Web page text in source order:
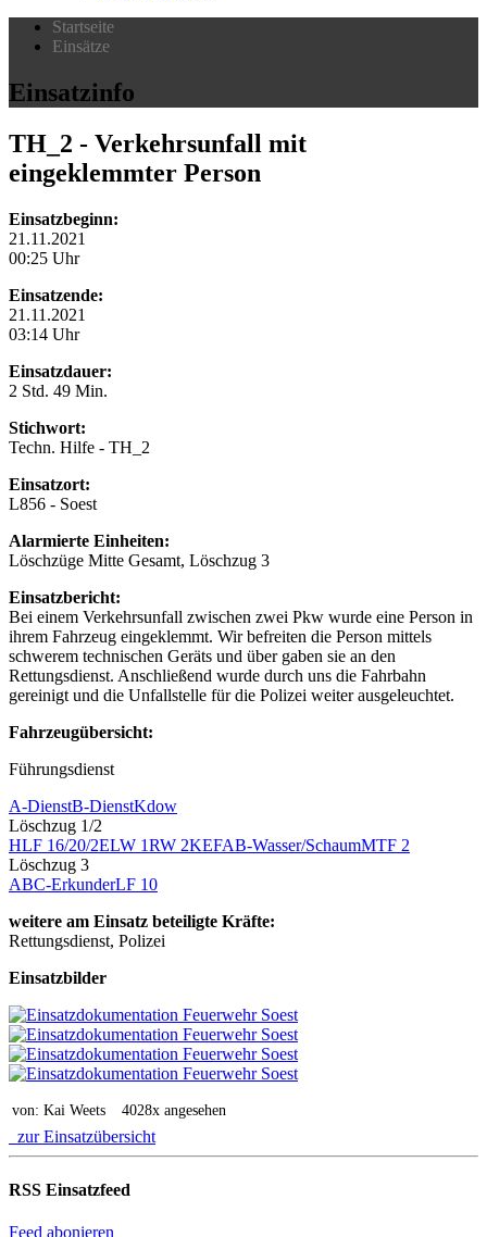
Startseite
Einsätze
Einsatzinfo
TH_2 - Verkehrsunfall mit
eingeklemmter Person
Einsatzbeginn:
21.11.2021
00:25 Uhr
Einsatzende:
21.11.2021
03:14 Uhr
Einsatzdauer:
2 Std. 49 Min.
Stichwort:
Techn. Hilfe - TH_2
Einsatzort:
L856 - Soest
Alarmierte Einheiten:
Löschzüge Mitte Gesamt, Löschzug 3
Einsatzbericht:
Bei einem Verkehrsunfall zwischen zwei Pkw wurde eine Person in
ihrem Fahrzeug eingeklemmt. Wir befreiten die Person mittels
schwerem technischen Geräts und über gaben sie an den
Rettungsdienst. Anschließend wurde durch uns die Fahrbahn
gereinigt und die Unfallstelle für die Polizei weiter ausgeleuchtet.
Fahrzeugübersicht:
Führungsdienst
A-DienstB-DienstKdow
Löschzug 1/2
HLF 16/20/2ELW 1RW 2KEFAB-Wasser/SchaumMTF 2
Löschzug 3
ABC-ErkunderLF 10
weitere am Einsatz beteiligte Kräfte:
Rettungsdienst, Polizei
Einsatzbilder
von: Kai Weets 4028x angesehen
zur Einsatzübersicht
RSS Einsatzfeed
Feed abonieren